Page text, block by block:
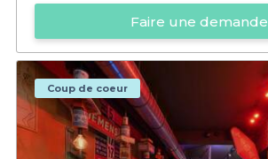
Faire une demande
Coup de coeur